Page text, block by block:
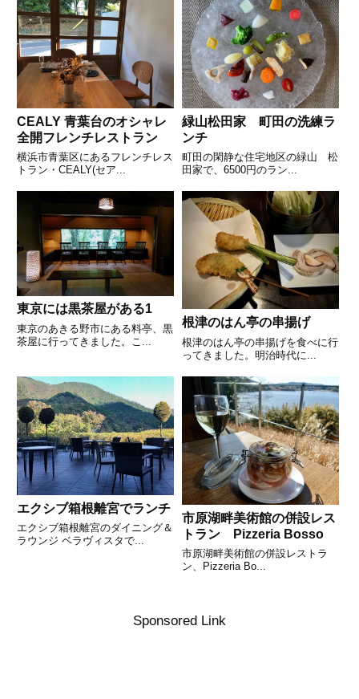
CEALY 青葉台のオシャレ
全開フレンチレストラン
横浜市青葉区にあるフレンチレス
トラン・CEALY(セア...
緑山松田家 町田の洗練ラ
ンチ
町田の閑静な住宅地区の緑山 松
田家で、6500円のラン...
東京には黒茶屋がある1
東京のあきる野市にある料亭、黒
茶屋に行ってきました。こ...
根津のはん亭の串揚げ
根津のはん亭の串揚げを食べに行
ってきました。明治時代に...
エクシブ箱根離宮でランチ
エクシブ箱根離宮のダイニング＆
ラウンジ ベラヴィスタで...
市原湖畔美術館の併設レス
トラン Pizzeria Bosso
市原湖畔美術館の併設レストラ
ン、Pizzeria Bo...
Sponsored Link